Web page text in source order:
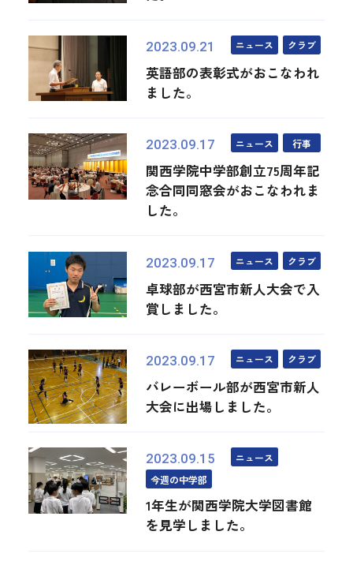
2023.09.21 ニュース クラブ
英語部の表彰式がおこなわれ
ました。
2023.09.17 ニュース 行事
関西学院中学部創立75周年記
念合同同窓会がおこなわれま
した。
2023.09.17 ニュース クラブ
卓球部が西宮市新人大会で入
賞しました。
2023.09.17 ニュース クラブ
バレーボール部が西宮市新人
大会に出場しました。
2023.09.15
ニュース
今週の中学部
1年生が関西学院大学図書館
を見学しました。